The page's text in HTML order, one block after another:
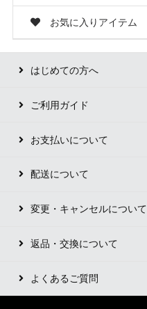
お気に入りアイテム
はじめての方へ
ご利用ガイド
お支払いについて
配送について
変更・キャンセルについて
返品・交換について
よくあるご質問